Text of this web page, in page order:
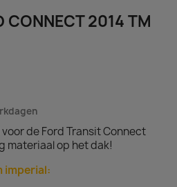
CONNECT 2014 TM
de Ford Transit Connect
materiaal op het dak!
imperial: